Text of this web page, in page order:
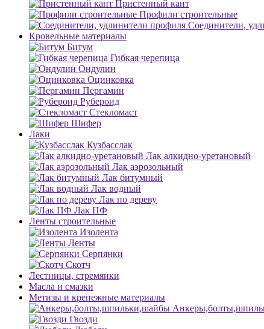
Пристенный кант
Профили строительные
Соединители,
Кровельные материалы
Битум
Гибкая черепица
Ондулин
Оцинковка
Пергамин
Рубероид
Стекломаст
Шифер
Лаки
Кузбасслак
Лак алкидно-уретановый
Лак аэрозольный
Лак битумный
Лак водный
Лак по дереву
Лак ПФ
Ленты строительные
Изолента
Ленты
Серпянки
Скотч
Лестницы, стремянки
Масла и смазки
Метизы и крепежные материалы
Гвозди